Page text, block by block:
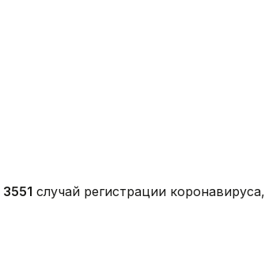
3551 случай регистрации коронавируса,